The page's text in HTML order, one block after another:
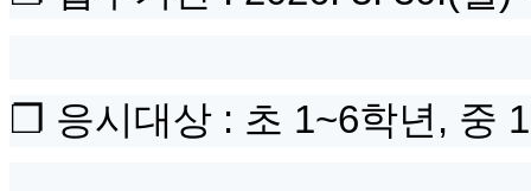
❐ 응시대상 : 초 1~6학년 , 중